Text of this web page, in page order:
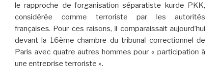
le rapproche de l’organisation séparatiste kurde PKK,
considérée comme terroriste par les autorités
françaises. Pour ces raisons, il comparaissait aujourd’hui
devant la 16ème chambre du tribunal correctionnel de
Paris avec quatre autres hommes pour « participation à
une entreprise terroriste ».